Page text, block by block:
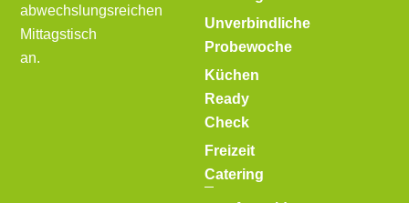
abwechslungsreichen
Mittagstisch
an.
Unverbindliche
Probewoche
Küchen
Ready
Check
Freizeit
Catering